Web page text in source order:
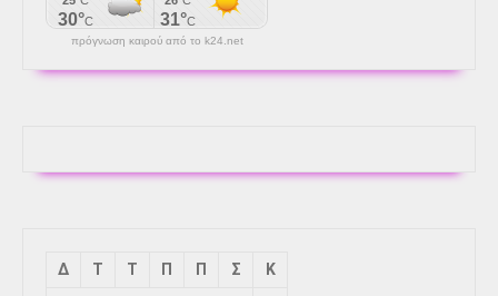
πρόγνωση καιρού από το k24.net
Δ Τ Τ Π Π Σ Κ